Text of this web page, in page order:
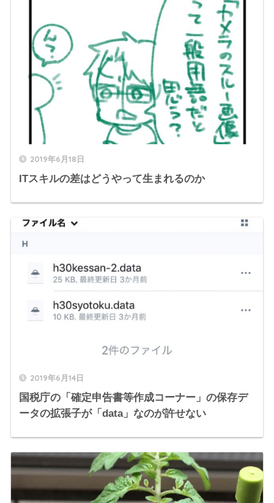
2019年6月18日
ITスキルの差はどうやって生まれるのか
2019年6月14日
国税庁の「確定申告書等作成コーナー」の保存デ
ータの拡張子が「data」なのが許せない